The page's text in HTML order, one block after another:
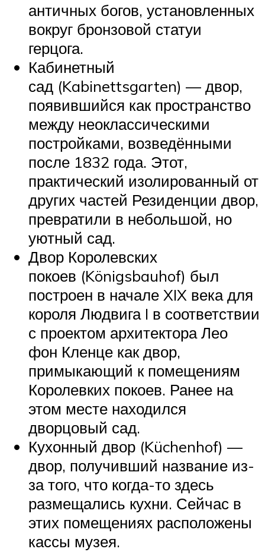
античных богов, установленных
вокруг бронзовой статуи
герцога.
Кабинетный
сад (Kabinettsgarten) — двор,
появившийся как пространство
между неоклассическими
постройками, возведёнными
после 1832 года. Этот,
практический изолированный от
других частей Резиденции двор,
превратили в небольшой, но
уютный сад.
Двор Королевских
покоев (Königsbauhof) был
построен в начале XIX века для
короля Людвига I в соответствии
с проектом архитектора Лео
фон Кленце как двор,
примыкающий к помещениям
Королевких покоев. Ранее на
этом месте находился
дворцовый сад.
Кухонный двор (Küchenhof) —
двор, получивший название из-
за того, что когда-то здесь
размещались кухни. Сейчас в
этих помещениях расположены
кассы музея.